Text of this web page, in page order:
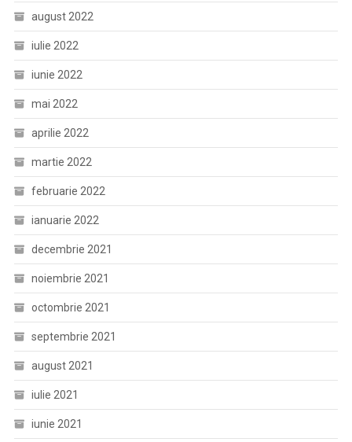
august 2022
iulie 2022
iunie 2022
mai 2022
aprilie 2022
martie 2022
februarie 2022
ianuarie 2022
decembrie 2021
noiembrie 2021
octombrie 2021
septembrie 2021
august 2021
iulie 2021
iunie 2021